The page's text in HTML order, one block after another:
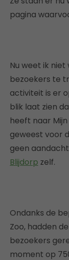
pagina
Nu weet ik
bezoekers te
activiteit is er
blik laat zien
heeft naar
geweest voor
geen
Blijdorp zelf.
Ondanks de
Zoo, hadden
bezoekers
moment op